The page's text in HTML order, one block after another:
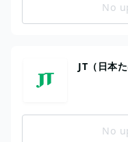
No
JT（日本
No